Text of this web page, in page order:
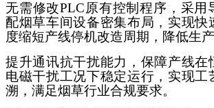
无需修改PLC原有控制程序，采用
配烟草车间设备密集布局，实现快
度缩短产线停机改造周期，降低生产
提升通讯抗干扰能力，保障产线在
电磁干扰工况下稳定运行，实现工
溯，满足烟草行业合规要求。